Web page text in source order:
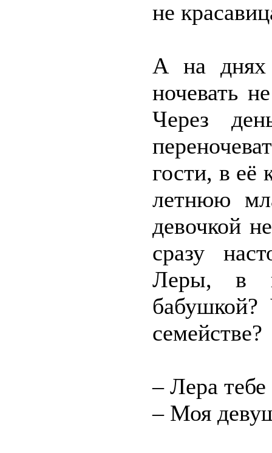
не
А на днях
ночевать
Через
гости, в её
летнюю
девочкой
сразу
Леры, в
семействе?
– Лера
– Моя